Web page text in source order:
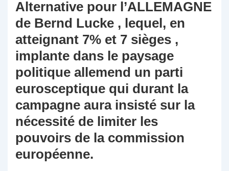
Alternative pour l’ALLEMAGNE
de Bernd Lucke , lequel, en
atteignant 7% et 7 sièges ,
implante dans le paysage
politique allemend un parti
eurosceptique qui durant la
campagne aura insisté sur la
nécessité de limiter les
pouvoirs de la commission
européenne.